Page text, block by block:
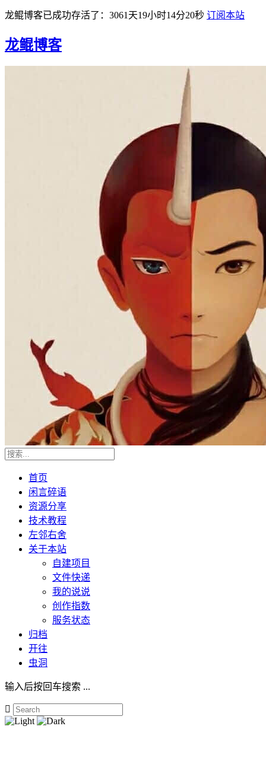
龙鲲博客已成功存活了：3061天19小时14分21秒 订阅本站
龙鲲博客
首页
闲言碎语
资源分享
技术教程
左邻右舍
关于本站
自建项目
文件快递
我的说说
创作指数
服务状态
归档
开往
虫洞
输入后按回车搜索 ...
